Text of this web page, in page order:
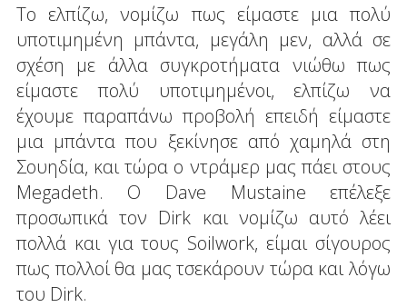
Το ελπίζω, νομίζω πως είμαστε μια πολύ
υποτιμημένη μπάντα, μεγάλη μεν, αλλά σε
σχέση με άλλα συγκροτήματα νιώθω πως
είμαστε πολύ υποτιμημένοι, ελπίζω να
έχουμε παραπάνω προβολή επειδή είμαστε
μια μπάντα που ξεκίνησε από χαμηλά στη
Σουηδία, και τώρα ο ντράμερ μας πάει στους
Megadeth. Ο Dave Mustaine επέλεξε
προσωπικά τον Dirk και νομίζω αυτό λέει
πολλά και για τους Soilwork, είμαι σίγουρος
πως πολλοί θα μας τσεκάρουν τώρα και λόγω
του Dirk.